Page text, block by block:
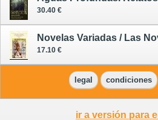
30.40 €
17.10 €
legal condiciones
ir a versión para